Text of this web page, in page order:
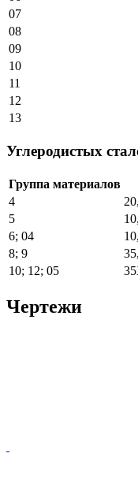
07
08
09
10
11
12
13
Углеродистых
Группа материалов
4
5
6; 04
8; 9
10; 12; 05
Чертежи